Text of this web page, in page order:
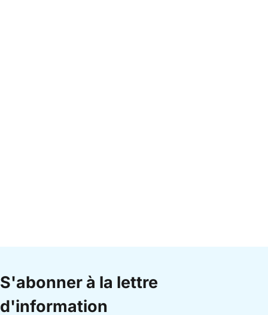
S'abonner à la lettre
d'information